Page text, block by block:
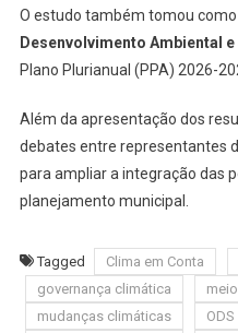
O estudo também tomou
Desenvolvimento Ambiental
Plano Plurianual (PPA) 2026-
Além da apresentação dos
debates entre representantes
para ampliar a integração das
planejamento municipal.
Tagged Clima em Conta
governança climática
mudanças climáticas
ODS